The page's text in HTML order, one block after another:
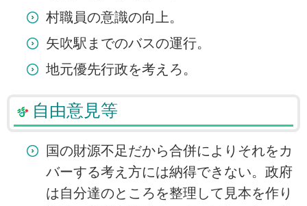
村職員の意識の向上。
矢吹駅までのバスの運行。
地元優先行政を考えろ。
自由意見等
国の財源不足だから合併によりそれをカ
バーする考え方には納得できない。政府
は自分達のところを整理して見本を作り